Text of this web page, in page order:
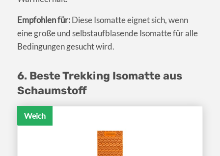
Empfohlen für:Diese Isomatte eignet sich, wenn
eine große und selbstaufblasende Isomatte für alle
Bedingungen gesucht wird.
6. Beste Trekking Isomatte aus
Schaumstoff
Weich